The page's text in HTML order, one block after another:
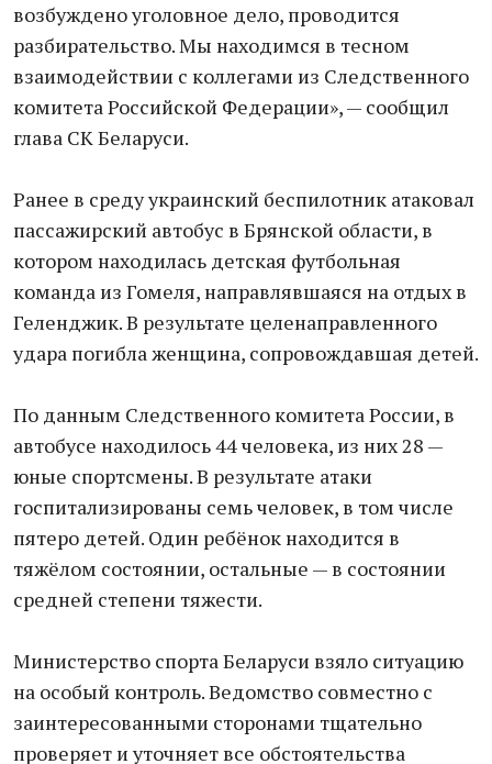
возбуждено уголовное дело, проводится
разбирательство. Мы находимся в тесном
взаимодействии с коллегами из Следственного
комитета Российской Федерации», — сообщил
глава СК Беларуси.
Ранее в среду украинский беспилотник атаковал
пассажирский автобус в Брянской области, в
котором находилась детская футбольная
команда из Гомеля, направлявшаяся на отдых в
Геленджик. В результате целенаправленного
удара погибла женщина, сопровождавшая детей.
По данным Следственного комитета России, в
автобусе находилось 44 человека, из них 28 —
юные спортсмены. В результате атаки
госпитализированы семь человек, в том числе
пятеро детей. Один ребёнок находится в
тяжёлом состоянии, остальные — в состоянии
средней степени тяжести.
Министерство спорта Беларуси взяло ситуацию
на особый контроль. Ведомство совместно с
заинтересованными сторонами тщательно
проверяет и уточняет все обстоятельства